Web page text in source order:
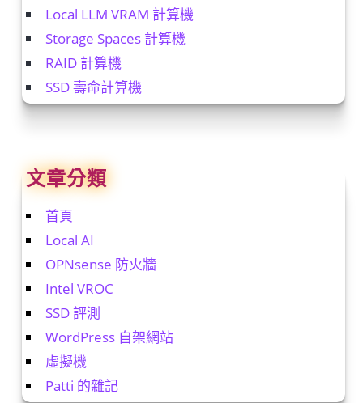
Local LLM VRAM 計算機
Storage Spaces 計算機
RAID 計算機
SSD 壽命計算機
文章分類
首頁
Local AI
OPNsense 防火牆
Intel VROC
SSD 評測
WordPress 自架網站
虛擬機
Patti 的雜記